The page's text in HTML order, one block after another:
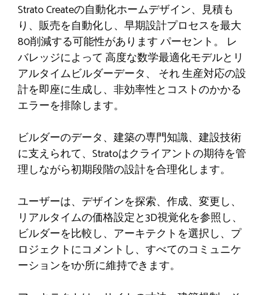
Strato Createの自動化ホームデザイン、見積も
り、販売を自動化し、早期設計プロセスを最大
80削減する可能性がありますパーセント。 レ
バレッジによって 高度な数学最適化モデルとリ
アルタイムビルダーデータ、 それ生産対応の設
計を即座に生成し、非効率性とコストのかかる
エラーを排除します。
ビルダーのデータ、建築の専門知識、建設技術
に支えられて、Stratoはクライアントの期待を管
理しながら初期段階の設計を合理化します。
ユーザーは、デザインを探索、作成、変更し、
リアルタイムの価格設定と3D視覚化を参照し、
ビルダーを比較し、アーキテクトを選択し、プ
ロジェクトにコメントし、すべてのコミュニケ
ーションを1か所に維持できます。